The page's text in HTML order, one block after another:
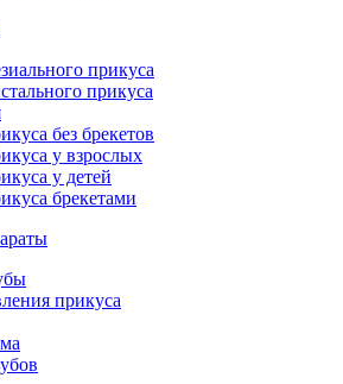
прикуса
прикуса
без брекетов
у взрослых
у детей
брекетами
прикуса